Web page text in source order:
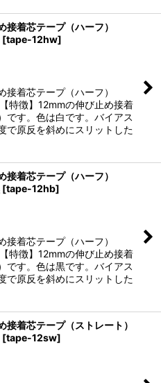
接着芯テープ（ハーフ）
[tape-12hw]
接着芯テープ（ハーフ）
徴】12mmの伸び止め接着
です。色は白です。バイアス
で原反を斜めにスリットした
接着芯テープ（ハーフ）
[tape-12hb]
接着芯テープ（ハーフ）
徴】12mmの伸び止め接着
です。色は黒です。バイアス
で原反を斜めにスリットした
接着芯テープ（ストレート）
[tape-12sw]